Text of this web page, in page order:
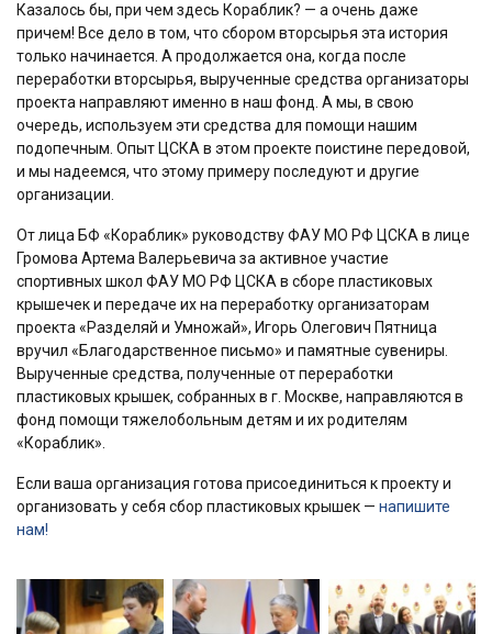
Казалось бы, при чем здесь Кораблик? — а очень даже
причем! Все дело в том, что сбором вторсырья эта история
только начинается. А продолжается она, когда после
переработки вторсырья, вырученные средства организаторы
проекта направляют именно в наш фонд. А мы, в свою
очередь, используем эти средства для помощи нашим
подопечным. Опыт ЦСКА в этом проекте поистине передовой,
и мы надеемся, что этому примеру последуют и другие
организации.
От лица БФ «Кораблик» руководству ФАУ МО РФ ЦСКА в лице
Громова Артема Валерьевича за активное участие
спортивных школ ФАУ МО РФ ЦСКА в сборе пластиковых
крышечек и передаче их на переработку организаторам
проекта «Разделяй и Умножай», Игорь Олегович Пятница
вручил «Благодарственное письмо» и памятные сувениры.
Вырученные средства, полученные от переработки
пластиковых крышек, собранных в г. Москве, направляются в
фонд помощи тяжелобольным детям и их родителям
«Кораблик».
Если ваша организация готова присоединиться к проекту и
организовать у себя сбор пластиковых крышек — напишите
нам!